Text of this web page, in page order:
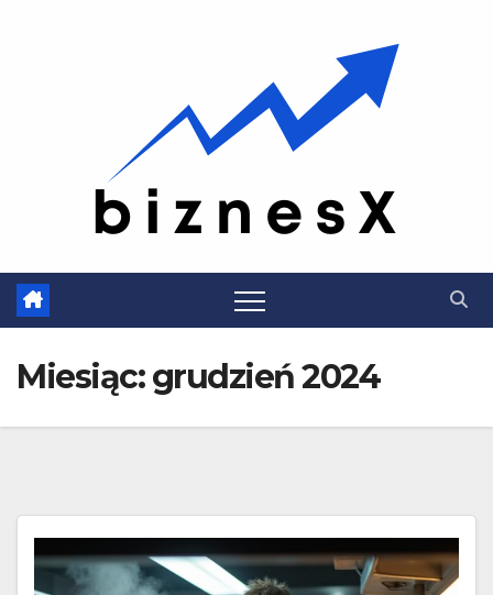
Miesiąc:grudzień 2024